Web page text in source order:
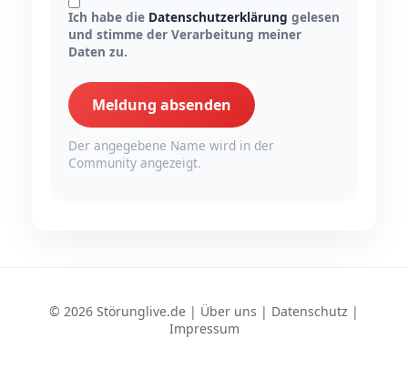
Ich habe die Datenschutzerklärung gelesen
und stimme der Verarbeitung meiner
Daten zu.
Meldung absenden
Der angegebene Name wird in der
Community angezeigt.
© 2026 Störunglive.de | Über uns | Datenschutz |
Impressum